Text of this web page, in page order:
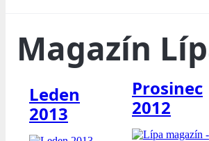
Magazín
Leden
2013
Prosinec
2012